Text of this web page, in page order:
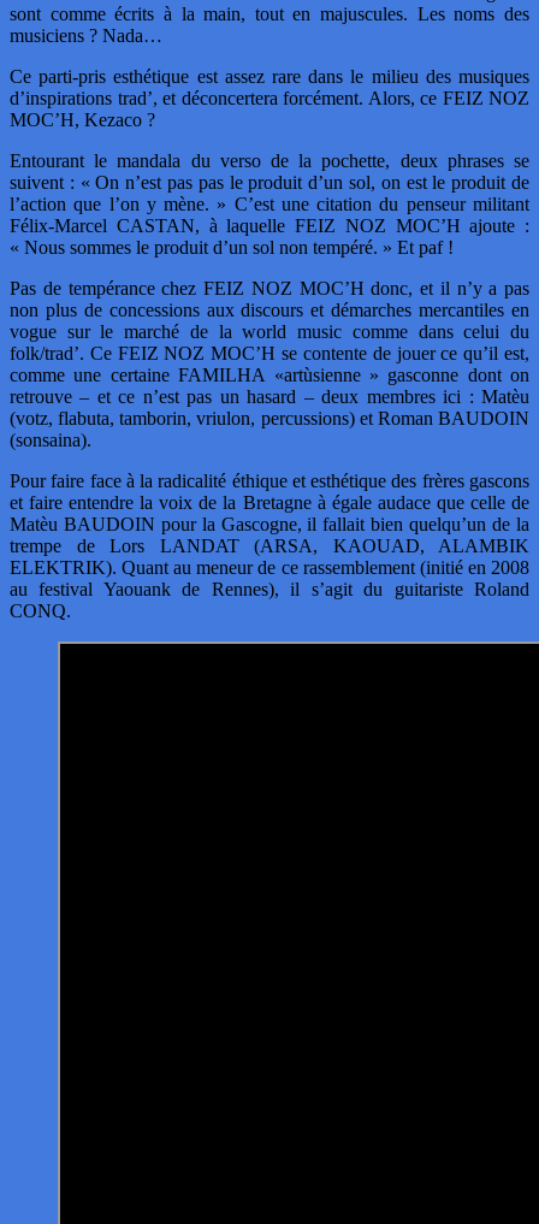
sont comme écrits à la main, tout en majuscules. Les noms des
musiciens ? Nada…
Ce parti-pris esthétique est assez rare dans le milieu des musiques
d’inspirations trad’, et déconcertera forcément. Alors, ce FEIZ NOZ
MOC’H, Kezaco ?
Entourant le mandala du verso de la pochette, deux phrases se
suivent : « On n’est pas pas le produit d’un sol, on est le produit de
l’action que l’on y mène. » C’est une citation du penseur militant
Félix-Marcel CASTAN, à laquelle FEIZ NOZ MOC’H ajoute :
« Nous sommes le produit d’un sol non tempéré. » Et paf !
Pas de tempérance chez FEIZ NOZ MOC’H donc, et il n’y a pas
non plus de concessions aux discours et démarches mercantiles en
vogue sur le marché de la world music comme dans celui du
folk/trad’. Ce FEIZ NOZ MOC’H se contente de jouer ce qu’il est,
comme une certaine FAMILHA «artùsienne » gasconne dont on
retrouve – et ce n’est pas un hasard – deux membres ici : Matèu
(votz, flabuta, tamborin, vriulon, percussions) et Roman BAUDOIN
(sonsaina).
Pour faire face à la radicalité éthique et esthétique des frères gascons
et faire entendre la voix de la Bretagne à égale audace que celle de
Matèu BAUDOIN pour la Gascogne, il fallait bien quelqu’un de la
trempe de Lors LANDAT (ARSA, KAOUAD, ALAMBIK
ELEKTRIK). Quant au meneur de ce rassemblement (initié en 2008
au festival Yaouank de Rennes), il s’agit du guitariste Roland
CONQ.